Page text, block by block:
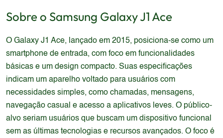
Sobre o Samsung Galaxy J1 Ace
O Galaxy J1 Ace, lançado em 2015, posiciona-se como um
smartphone de entrada, com foco em funcionalidades
básicas e um design compacto. Suas especificações
indicam um aparelho voltado para usuários com
necessidades simples, como chamadas, mensagens,
navegação casual e acesso a aplicativos leves. O público-
alvo seriam usuários que buscam um dispositivo funcional
sem as últimas tecnologias e recursos avançados. O foco é